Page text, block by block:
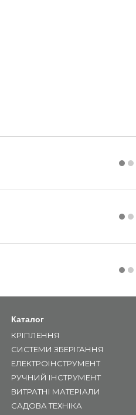
Каталог
КРІПЛЕННЯ
СИСТЕМИ ЗБЕРІГАННЯ
ЕЛЕКТРОІНСТРУМЕНТ
РУЧНИЙ ІНСТРУМЕНТ
ВИТРАТНІ МАТЕРІАЛИ
САДОВА ТЕХНІКА